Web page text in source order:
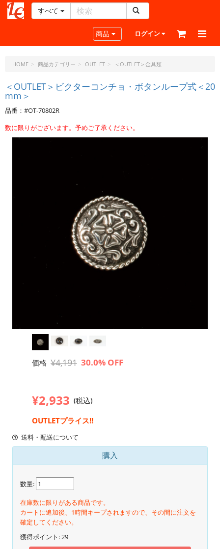
ー
ラ
ト・
ド
ッ
ト・
ジ
ェ
すべて
Toggle navigation
商品 ログイン
HOME 商品カテゴリー OUTLET ＜OUTLET＞金具類
＜OUTLET＞ビクターコンチョ・ボタンループ式＜20
mm＞
品番：#OT-70802R
数に限りがございます。予めご了承ください。
価格 ¥4,191 30.0% OFF
¥2,933 (税込)
OUTLETプライス!!
送料・配送について
購入
数量:
在庫数に限りがある商品です。
カートに追加後、1時間キープされますので、その間に注文を
確定してください。
獲得ポイント:29